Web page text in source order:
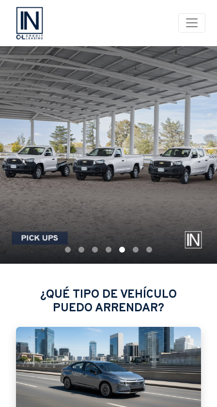
¿QUÉ TIPO DE VEHÍCULO
PUEDO ARRENDAR?